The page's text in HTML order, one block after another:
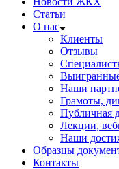
Статьи
О нас
Клиенты
Отзывы
Наши
Грамоты,
Публичная
Лекции,
Наши
Образцы
Контакты